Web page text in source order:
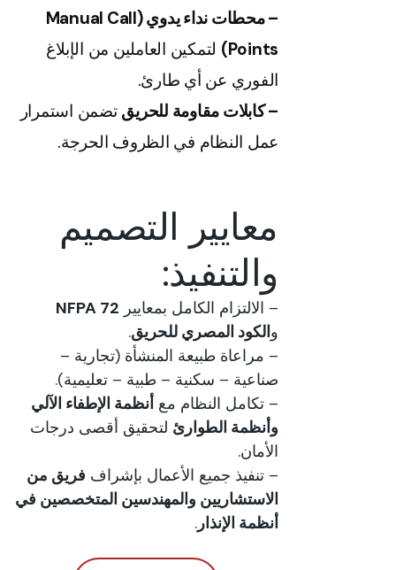
– محطات نداء يدوي (Manual Call
Points) لتمكين العاملين من الإبلاغ
الفوري عن أي طارئ.
– كابلات مقاومة للحريقتضمن استمرار
عمل النظام في الظروف الحرجة.
معايير التصميم
والتنفيذ:
– الالتزام الكامل بمعايير NFPA 72
الكود المصري للحريق.
– مراعاة طبيعة المنشأة (تجارية –
صناعية – سكنية – طبية – تعليمية).
– تكامل النظام معأنظمة الإطفاء الآلي
وأنظمة الطوارئلتحقيق أقصى درجات
الأمان.
– تنفيذ جميع الأعمال بإشراففريق من
الاستشاريين والمهندسين المتخصصين في
أنظمة الإنذار.